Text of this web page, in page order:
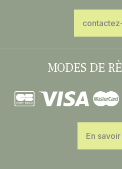
MODES DE
En